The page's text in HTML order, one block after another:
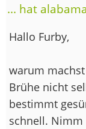
... hat
Hallo Furby,
warum
Brühe nicht
bestimmt
schnell.